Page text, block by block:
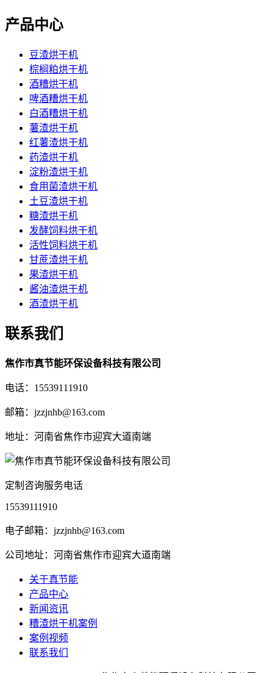
产品中心
豆渣烘干机
棕榈粕烘干机
酒糟烘干机
啤酒糟烘干机
白酒糟烘干机
薯渣烘干机
红薯渣烘干机
药渣烘干机
淀粉渣烘干机
食用菌渣烘干机
土豆渣烘干机
糖渣烘干机
发酵饲料烘干机
活性饲料烘干机
甘蔗渣烘干机
果渣烘干机
酱油渣烘干机
酒渣烘干机
联系我们
焦作市真节能环保设备科技有限公司
电话：15539111910
邮箱：jzzjnhb@163.com
地址：河南省焦作市迎宾大道南端
定制咨询服务电话
15539111910
电子邮箱：jzzjnhb@163.com
公司地址：河南省焦作市迎宾大道南端
关于真节能
产品中心
新闻资讯
糟渣烘干机案例
案例视频
联系我们